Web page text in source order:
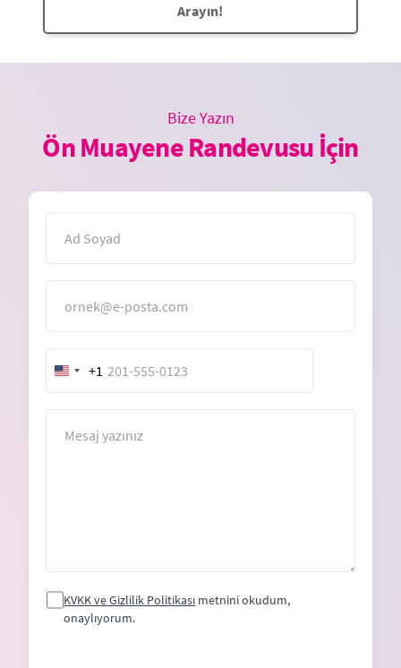
Arayın!
Bize Yazın
Ön Muayene Randevusu İçin
United
States
+1
KVKK ve Gizlilik Politikası metnini okudum,
onaylıyorum.